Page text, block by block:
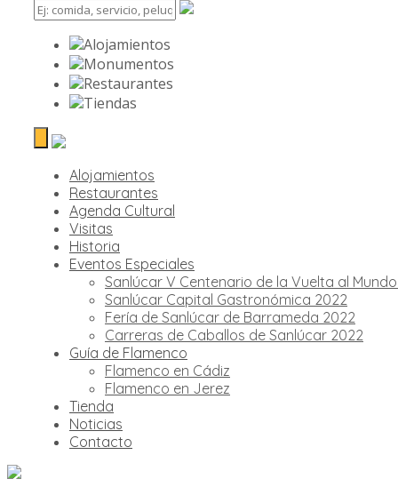
Alojamientos
Monumentos
Restaurantes
Tiendas
Alojamientos
Restaurantes
Agenda Cultural
Visitas
Historia
Eventos Especiales
Sanlúcar V Centenario de la Vuelta al
Sanlúcar Capital Gastronómica 2022
Fería de Sanlúcar de Barrameda 2022
Carreras de Caballos de Sanlúcar 2022
Guía de Flamenco
Flamenco en Cádiz
Flamenco en Jerez
Tienda
Noticias
Contacto